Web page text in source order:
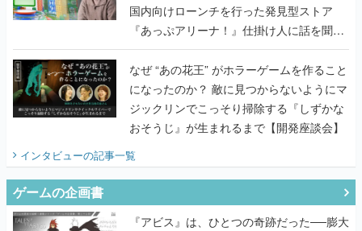
国内向けローンチを行った発見型ストア
『あっぷアリーナ！』仕掛け人に話を聞い
てみた
なぜ “あの花王” がホラーゲームを作ること
になったのか？ 敵に見つからないようにマ
ジックリンでこっそり掃除する『しずかな
おそうじ』が生まれるまで【開発座談会】
インタビューの記事一覧
ゲームの企画書
『アビス』は、ひとつの奇跡だった──膨大